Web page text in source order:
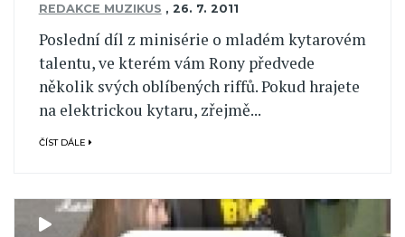
REDAKCE MUZIKUS , 26. 7. 2011
Poslední díl z minisérie o mladém kytarovém
talentu, ve kterém vám Rony předvede
několik svých oblíbených riffů. Pokud hrajete
na elektrickou kytaru, zřejmě...
ČÍST DÁLE